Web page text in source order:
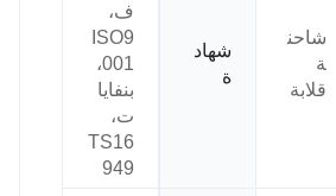
شاحن
ة
قلابة
شهاد
ة
ف،
ISO9
001،
بنفايا
ت،
TS16
949